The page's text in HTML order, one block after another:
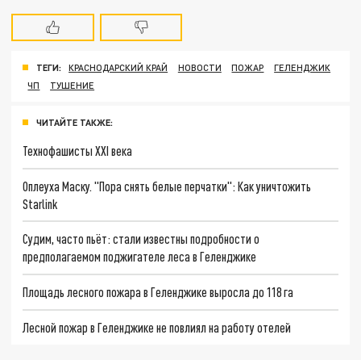
ТЕГИ: КРАСНОДАРСКИЙ КРАЙ НОВОСТИ ПОЖАР
ГЕЛЕНДЖИК
ЧП
ТУШЕНИЕ
ЧИТАЙТЕ ТАКЖЕ:
Технофашисты XXI века
Оплеуха Маску. "Пора снять белые перчатки": Как уничтожить
Starlink
Судим, часто пьёт: стали известны подробности о
предполагаемом поджигателе леса в Геленджике
Площадь лесного пожара в Геленджике выросла до 118 га
Лесной пожар в Геленджике не повлиял на работу отелей